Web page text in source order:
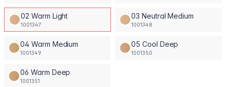
02 Warm Light
1001347
03 Neutral Medium
1001348
04 Warm Medium
1001349
05 Cool Deep
1001350
06 Warm Deep
1001351